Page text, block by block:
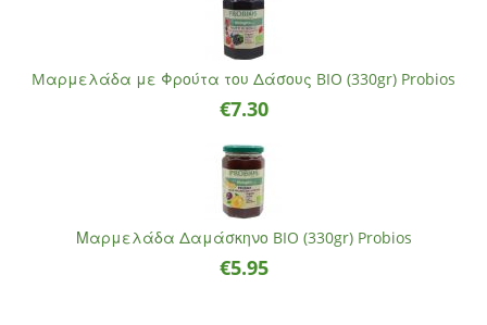
Mαρμελάδα με Φρούτα του Δάσους BIO (330gr) Probios
€7.30
Μαρμελάδα Δαμάσκηνο BIO (330gr) Probios
€5.95